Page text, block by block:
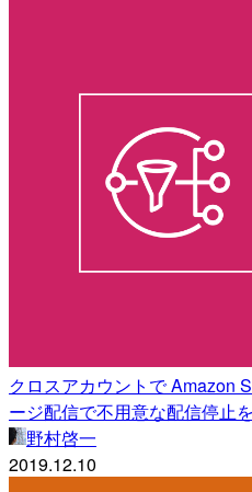
クロスアカウントで Amazon
ージ配信で不用意な配信停止
野村啓一
2019.12.10